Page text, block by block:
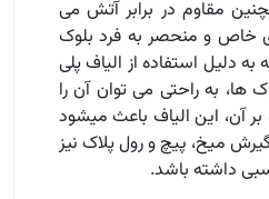
مقاوم در برابر آتش می
خاص و منحصر به فرد بلوک
دلیل استفاده از الیاف پلی
ها، به راحتی می توان آن را
آن، این الیاف باعث میشود
گیرش میخ، پیچ و رول پلاک نیز
داشته باشد.